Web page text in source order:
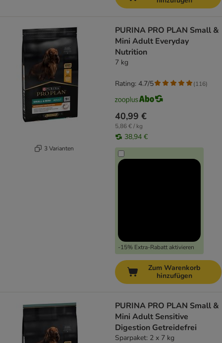
3 Varianten
PURINA PRO PLAN Small &
Mini Adult Everyday
Nutrition
7 kg
40,99 €
5,86 € / kg
38,94 €
-15% Extra-Rabatt aktivieren
Rating: 4.7/5 (116)
Zum Warenkorb
hinzufügen
PURINA PRO PLAN Small &
Mini Adult Sensitive
Digestion Getreidefrei
Sparpaket: 2 x 7 kg